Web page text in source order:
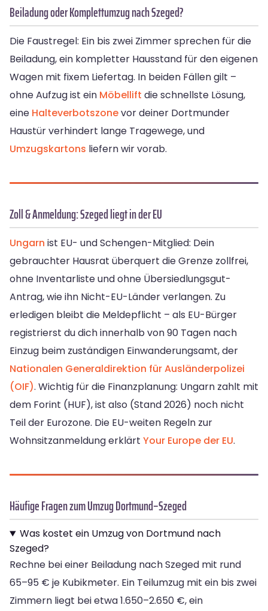
Beiladung oder Komplettumzug nach Szeged?
Die Faustregel: Ein bis zwei Zimmer sprechen für die
Beiladung, ein kompletter Hausstand für den eigenen
Wagen mit fixem Liefertag. In beiden Fällen gilt –
ohne Aufzug ist ein Möbellift die schnellste Lösung,
eine Halteverbotszonevor deiner Dortmunder
Haustür verhindert lange Tragewege, und
Umzugskartons liefern wir vorab.
Zoll & Anmeldung: Szeged liegt in der EU
Ungarn ist EU- und Schengen-Mitglied: Dein
gebrauchter Hausrat überquert die Grenze zollfrei,
ohne Inventarliste und ohne Übersiedlungsgut-
Antrag, wie ihn Nicht-EU-Länder verlangen. Zu
erledigen bleibt die Meldepflicht – als EU-Bürger
registrierst du dich innerhalb von 90 Tagen nach
Einzug beim zuständigen Einwanderungsamt, der
Nationalen Generaldirektion für Ausländerpolizei
(OIF). Wichtig für die Finanzplanung: Ungarn zahlt mit
dem Forint (HUF), ist also (Stand 2026) noch nicht
Teil der Eurozone. Die EU-weiten Regeln zur
Wohnsitzanmeldung erklärt Your Europe der EU.
Häufige Fragen zum Umzug Dortmund–Szeged
Was kostet ein Umzug von Dortmund nach
Szeged?
Rechne bei einer Beiladung nach Szeged mit rund
65–95 € je Kubikmeter. Ein Teilumzug mit ein bis zwei
Zimmern liegt bei etwa 1.650–2.650 €, ein